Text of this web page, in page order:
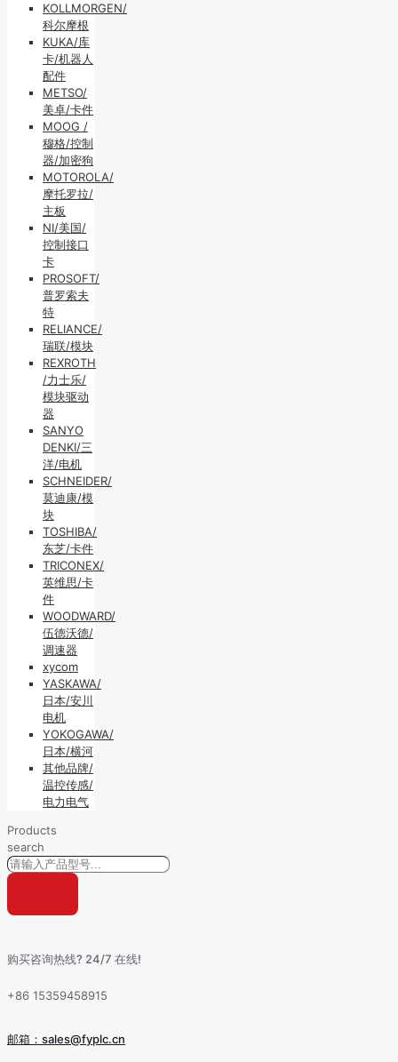
KOLLMORGEN/
科尔摩根
KUKA/库
卡/机器人
配件
METSO/
美卓/卡件
MOOG /
穆格/控制
器/加密狗
MOTOROLA/
摩托罗拉/
主板
NI/美国/
控制接口
卡
PROSOFT/
普罗索夫
特
RELIANCE/
瑞联/模块
REXROTH
/力士乐/
模块驱动
器
SANYO
DENKI/三
洋/电机
SCHNEIDER/
莫迪康/模
块
TOSHIBA/
东芝/卡件
TRICONEX/
英维思/卡
件
WOODWARD/
伍德沃德/
调速器
xycom
YASKAWA/
日本/安川
电机
YOKOGAWA/
日本/横河
其他品牌/
温控传感/
电力电气
Products
search
购买咨询热线? 24/7 在线!
+86 15359458915
邮箱：sales@fyplc.cn